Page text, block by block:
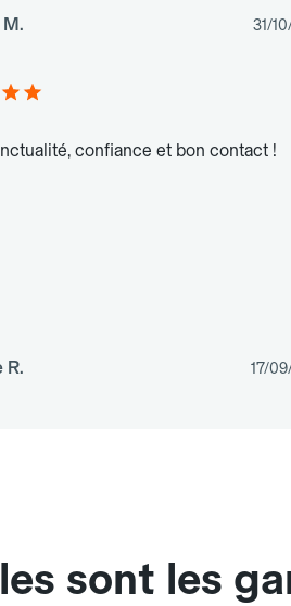
31/
confiance et bon contact !
R. 17/
sont les